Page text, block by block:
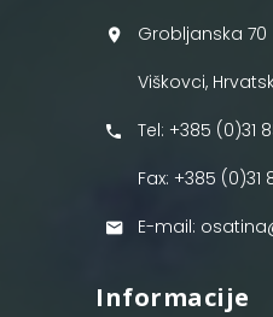
Grobljanska 70
Viškovci,
Tel: +385 (0)31
Fax: +385 (0)31
E-mail:
Informacije